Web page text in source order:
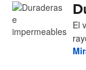
El